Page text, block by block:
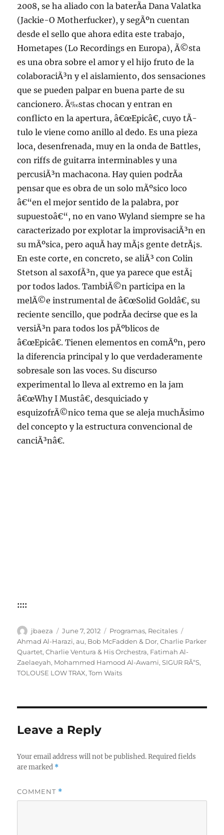
2008, se ha aliado con la baterÃ­a Dana Valatka
(Jackie-O Motherfucker), y segÃºn cuentan
desde el sello que ahora edita este trabajo,
Hometapes (Lo Recordings en Europa), Ã©sta
es una obra sobre el amor y el hijo fruto de la
colaboraciÃ³n y el aislamiento, dos sensaciones
que se pueden palpar en buena parte de su
cancionero. Ã‰stas chocan y entran en
conflicto en la apertura, â€œEpicâ€, cuyo tÃ­
tulo le viene como anillo al dedo. Es una pieza
loca, desenfrenada, muy en la onda de Battles,
con riffs de guitarra interminables y una
percusiÃ³n machacona. Hay quien podrÃ­a
pensar que es obra de un solo mÃºsico loco
â€“en el mejor sentido de la palabra, por
supuestoâ€“, no en vano Wyland siempre se ha
caracterizado por explotar la improvisaciÃ³n en
su mÃºsica, pero aquÃ­ hay mÃ¡s gente detrÃ¡s.
En este corte, en concreto, se aliÃ³ con Colin
Stetson al saxofÃ³n, que ya parece que estÃ¡
por todos lados. TambiÃ©n participa en la
melÃ©e instrumental de â€œSolid Goldâ€, su
reciente sencillo, que podrÃ­a decirse que es la
versiÃ³n para todos los pÃºblicos de
â€œEpicâ€. Tienen elementos en comÃºn, pero
la diferencia principal y lo que verdaderamente
sobresale son las voces. Su discurso
experimental lo lleva al extremo en la jam
â€œWhy I Mustâ€, desquiciado y
esquizofrÃ©nico tema que se aleja muchÃ­simo
del concepto y la estructura convencional de
canciÃ³nâ€.
::::
Author
jbaeza
Posted
on
June 7, 2012 Categories
Programas, Recitales
Ahmad Al-Harazi,au, Bob McFadden & Dor,Charlie Parker
Quartet,Charlie Ventura & His Orchestra, Fatimah Al-
Zaelaeyah, Mohammed Hamood Al-Awami,SIGUR RÃ“S,
TOLOUSE LOW TRAX,Tom Waits
Leave a Reply
Your email address will not be published. Required fields
are marked *
COMMENT *